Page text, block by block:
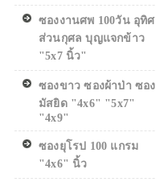
ซองงานศพ 100วัน อุทิศ
ส่วนกุศล บุญแจกข้าว
"5x7 นิ้ว"
ซองขาว ซองผ้าป่า ซอง
มัสยิด "4x6" "5x7"
"4x9"
ซองยุโรป 100 แกรม
"4x6" นิ้ว